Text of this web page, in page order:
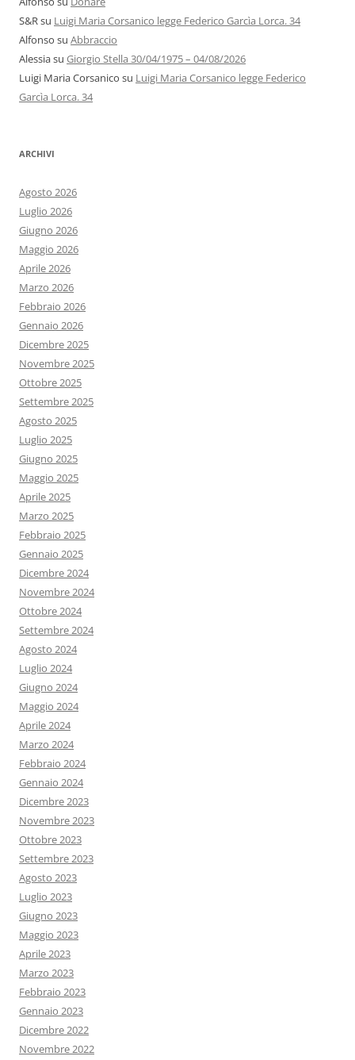
S&Rsu Luigi Maria Corsanico legge Federico Garcìa Lorca. 34
Alfonso su Abbraccio
Alessiasu Giorgio Stella 30/04/1975 – 04/08/2026
Luigi Maria Corsanico su Luigi Maria Corsanico legge Federico
Garcìa Lorca. 34
ARCHIVI
Agosto 2026
Luglio 2026
Giugno 2026
Maggio 2026
Aprile 2026
Marzo 2026
Febbraio 2026
Gennaio 2026
Dicembre 2025
Novembre 2025
Ottobre 2025
Settembre 2025
Agosto 2025
Luglio 2025
Giugno 2025
Maggio 2025
Aprile 2025
Marzo 2025
Febbraio 2025
Gennaio 2025
Dicembre 2024
Novembre 2024
Ottobre 2024
Settembre 2024
Agosto 2024
Luglio 2024
Giugno 2024
Maggio 2024
Aprile 2024
Marzo 2024
Febbraio 2024
Gennaio 2024
Dicembre 2023
Novembre 2023
Ottobre 2023
Settembre 2023
Agosto 2023
Luglio 2023
Giugno 2023
Maggio 2023
Aprile 2023
Marzo 2023
Febbraio 2023
Gennaio 2023
Dicembre 2022
Novembre 2022